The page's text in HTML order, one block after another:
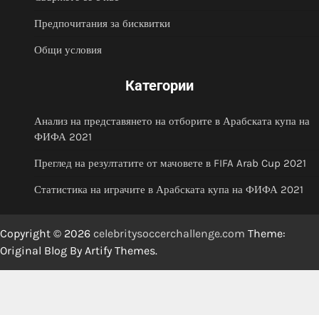
Предпочитания за бисквитки
Общи условия
Категории
Анализ на представянето на отборите в Арабската купа на
ФИФА 2021
Преглед на резултатите от мачовете в FIFA Arab Cup 2021
Статистика на играчите в Арабската купа на ФИФА 2021
Copyright © 2026 celebritysoccerchallenge.com Theme:
Original Blog By Artify Themes.